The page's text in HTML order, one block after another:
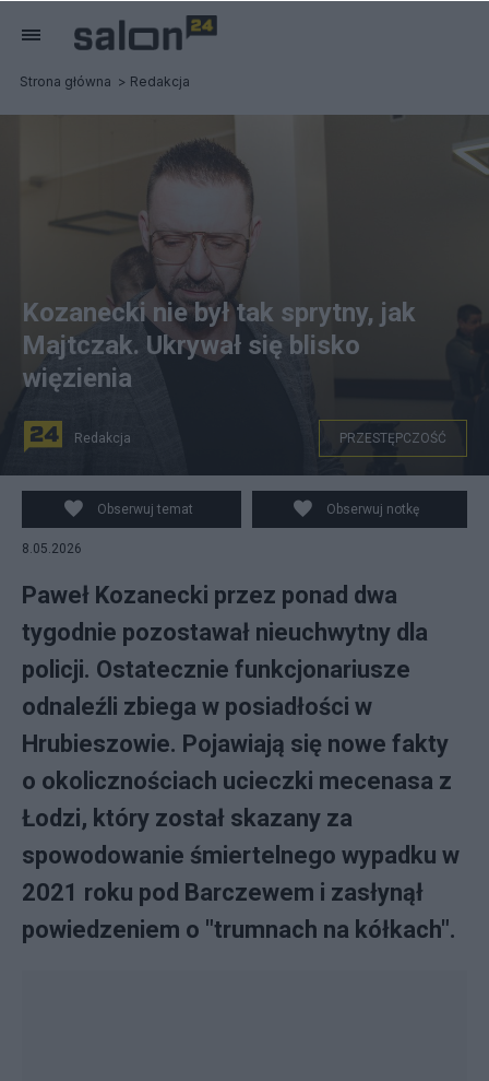
Strona główna Redakcja
Kozanecki nie był tak sprytny, jak
Majtczak. Ukrywał się blisko
więzienia
Redakcja PRZESTĘPCZOŚĆ
Obserwuj temat Obserwuj notkę
8.05.2026
Paweł Kozanecki przez ponad dwa
tygodnie pozostawał nieuchwytny dla
policji. Ostatecznie funkcjonariusze
odnaleźli zbiega w posiadłości w
Hrubieszowie. Pojawiają się nowe fakty
o okolicznościach ucieczki mecenasa z
Łodzi, który został skazany za
spowodowanie śmiertelnego wypadku w
2021 roku pod Barczewem i zasłynął
powiedzeniem o "trumnach na kółkach".